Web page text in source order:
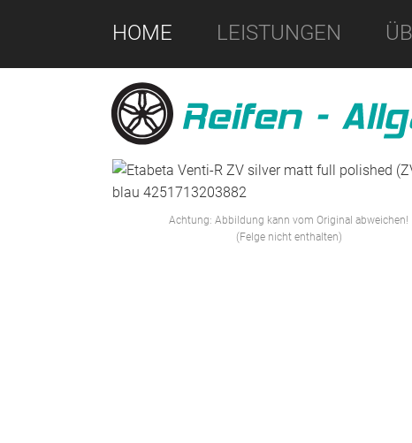
HOME LEISTUNGEN
Achtung: Abbildung kann vom Original abweichen!
(Felge nicht enthalten)